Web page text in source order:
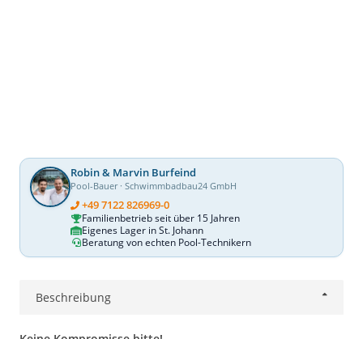
Robin & Marvin Burfeind
Pool-Bauer · Schwimmbadbau24 GmbH
+49 7122 826969-0
Familienbetrieb seit über 15 Jahren
Eigenes Lager in St. Johann
Beratung von echten Pool-Technikern
Beschreibung